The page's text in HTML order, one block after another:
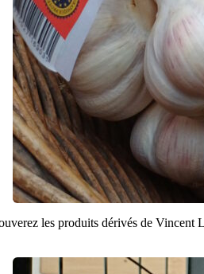
les produits dérivés de